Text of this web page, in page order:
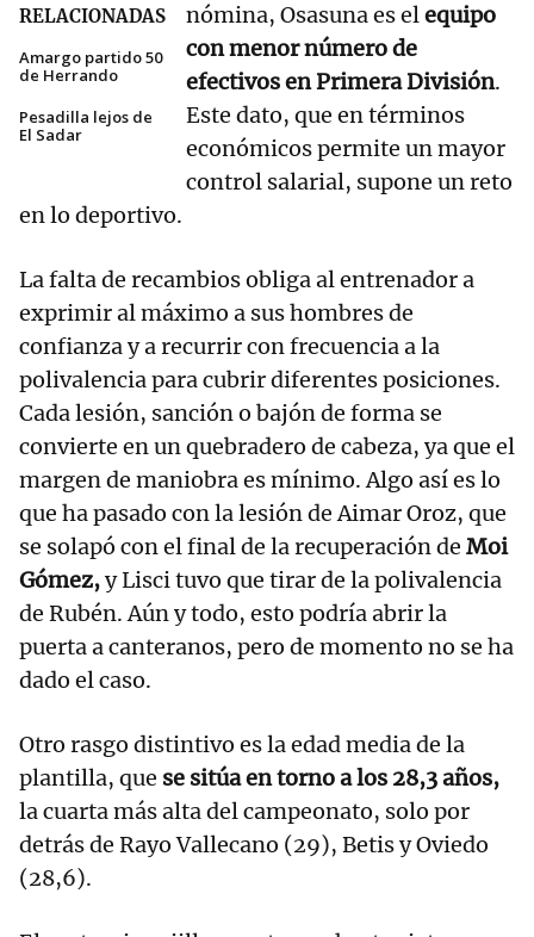
RELACIONADAS
Amargo partido 50
de Herrando
Pesadilla lejos de
El Sadar
nómina, Osasuna es elequipo
con menor número de
efectivos en Primera División.
Este dato, que en términos
económicos permite un mayor
control salarial, supone un reto
en lo deportivo.
La falta de recambios obliga al entrenador a
exprimir al máximo a sus hombres de
confianza y a recurrir con frecuencia a la
polivalencia para cubrir diferentes posiciones.
Cada lesión, sanción o bajón de forma se
convierte en un quebradero de cabeza, ya que el
margen de maniobra es mínimo. Algo así es lo
que ha pasado con la lesión de Aimar Oroz, que
se solapó con el final de la recuperación de Moi
Gómez,y Lisci tuvo que tirar de la polivalencia
de Rubén. Aún y todo, esto podría abrir la
puerta a canteranos, pero de momento no se ha
dado el caso.
Otro rasgo distintivo es la edad media de la
plantilla, que se sitúa en torno a los 28,3 años,
la cuarta más alta del campeonato, solo por
detrás de Rayo Vallecano (29), Betis y Oviedo
(28,6).